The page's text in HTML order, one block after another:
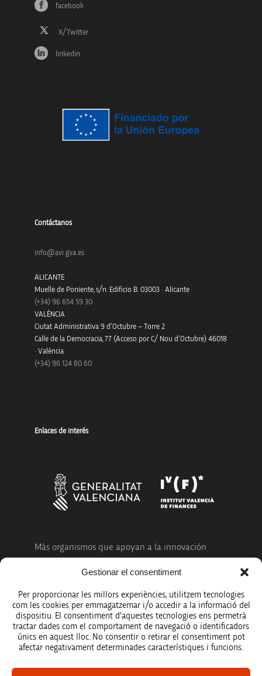
Gestionar el consentiment
Per proporcionar les millors experiències, utilitzem tecnologies
com les cookies per emmagatzemar i/o accedir a la informació del
dispositiu. El consentiment d'aquestes tecnologies ens permetrà
tractar dades com el comportament de navegació o identificadors
únics en aquest lloc. No consentir o retirar el consentiment pot
afectar negativament determinades característiques i funcions.
facebook
linkedin
Contáctanos
info@avi.gva.es
ALICANTE
Muelle de Poniente, s/n. Edificio B. 03003 · Alicante
(+34) 96 654 59 30
VALÈNCIA
Ciutat Administrativa 9 d’Octubre – Torre 2
Calle de la Democracia, 77 (Acceso por C/ Nou d’Octubre) 46018
· València
(+34) 96 124 80 60
Enlaces de interés
Más organismos que apoyan a la innovación
Avíso legal
Política de protección de datos
Registro de actividades de tratamiento